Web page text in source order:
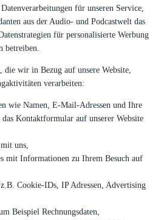
für unseren Service,
aus der Audio- und Podcastwelt das
für personalisierte Werbung
betreiben.
die wir in Bezug auf unsere Website,
verarbeiten:
wie Namen, E-Mail-Adressen und Ihre
Kontaktformular auf unserer Website
uns,
mit Informationen zu Ihrem Besuch auf
Cookie-IDs, IP Adressen, Advertising
Beispiel Rechnungsdaten,